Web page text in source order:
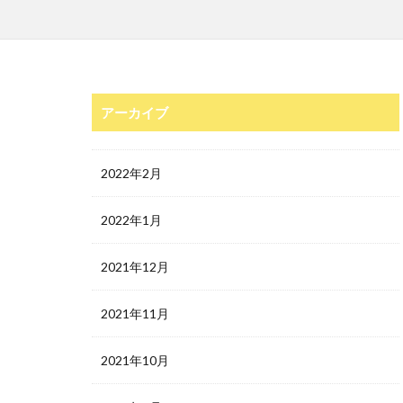
アーカイブ
2022年2月
2022年1月
2021年12月
2021年11月
2021年10月